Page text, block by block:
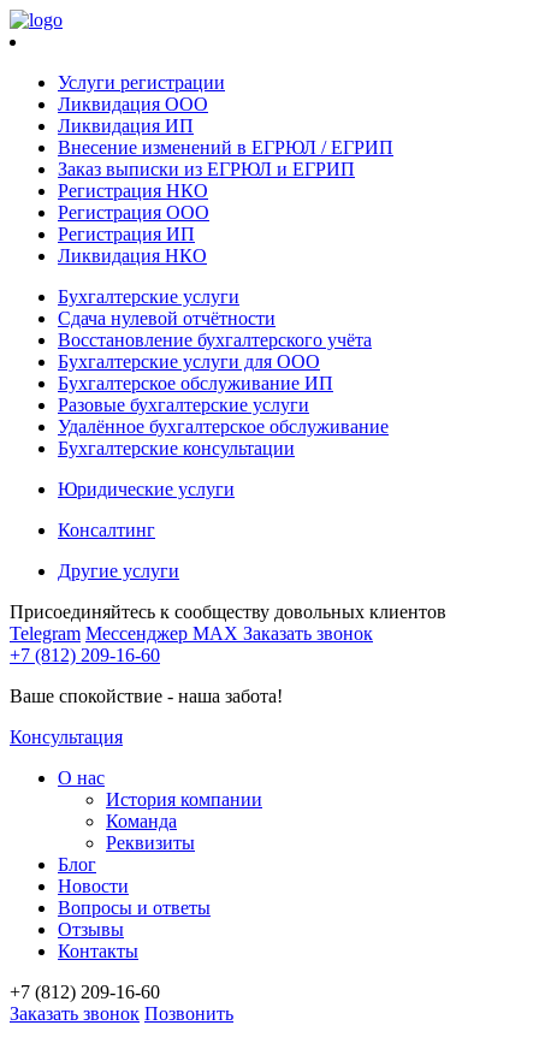
Услуги регистрации
Ликвидация ООО
Ликвидация ИП
Внесение изменений в ЕГРЮЛ / ЕГРИП
Заказ выписки из ЕГРЮЛ и ЕГРИП
Регистрация НКО
Регистрация ООО
Регистрация ИП
Ликвидация НКО
Бухгалтерские услуги
Сдача нулевой отчётности
Восстановление бухгалтерского учёта
Бухгалтерские услуги для ООО
Бухгалтерское обслуживание ИП
Разовые бухгалтерские услуги
Удалённое бухгалтерское обслуживание
Бухгалтерские консультации
Юридические услуги
Консалтинг
Другие услуги
Присоединяйтесь к сообществу довольных клиентов
Telegram Мессенджер MAX Заказать звонок
+7 (812) 209-16-60
Ваше спокойствие - наша забота!
Консультация
О нас
История компании
Команда
Реквизиты
Блог
Новости
Вопросы и ответы
Отзывы
Контакты
+7 (812) 209-16-60
Заказать звонок Позвонить